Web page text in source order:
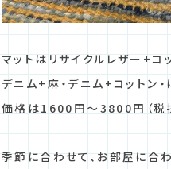
マットはリサイクルレザー+コ
デニム+麻・デニム+コットン
価格は1600円～3800円（税抜
季節に合わせて、お部屋に合